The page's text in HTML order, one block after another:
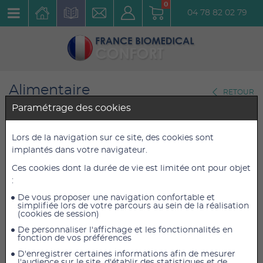
0
04 78 82 02 79
Alimentaire
Compléments alimentaires
RETOUR
AQUATECHNIE Magnésium
Marin B6 gélules
Réf. : 0017010
10,50 € TTC
8,75 €HT
10,50 € TTC
Paramétrage des cookies
Lors de la navigation sur ce site, des cookies sont
implantés dans votre navigateur.
Ces cookies dont la durée de vie est limitée ont pour objet
:
De vous proposer une navigation confortable et
simplifiée lors de votre parcours au sein de la réalisation
(cookies de session)
De personnaliser l'affichage et les fonctionnalités en
fonction de vos préférences
D'enregistrer certaines informations afin de mesurer